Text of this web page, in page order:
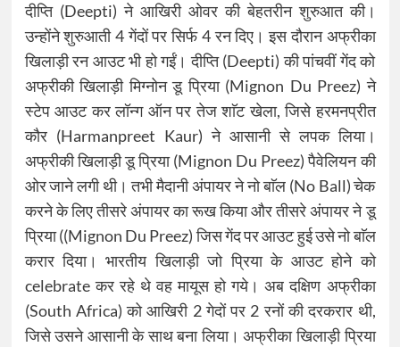
दीप्ति (Deepti) ने आखिरी ओवर की बेहतरीन शुरुआत की।
उन्होंने शुरुआती 4 गेंदों पर सिर्फ 4 रन दिए। इस दौरान अफ्रीका
खिलाड़ी रन आउट भी हो गईं। दीप्ति (Deepti) की पांचवीं गेंद को
अफ्रीकी खिलाड़ी मिग्नोन डू प्रिया (Mignon Du Preez) ने
स्टेप आउट कर लॉन्ग ऑन पर तेज शाॅट खेला, जिसे हरमनप्रीत
कौर (Harmanpreet Kaur) ने आसानी से लपक लिया।
अफ्रीकी खिलाड़ी डू प्रिया (Mignon Du Preez) पैवेलियन की
ओर जाने लगी थी। तभी मैदानी अंपायर ने नो बाॅल (No Ball) चेक
करने के लिए तीसरे अंपायर का रूख किया और तीसरे अंपायर ने डू
प्रिया ((Mignon Du Preez) जिस गेंद पर आउट हुई उसे नो बाॅल
करार दिया। भारतीय खिलाड़ी जो प्रिया के आउट होने को
celebrate कर रहे थे वह मायूस हो गये। अब दक्षिण अफ्रीका
(South Africa) को आखिरी 2 गेदों पर 2 रनों की दरकरार थी,
जिसे उसने आसानी के साथ बना लिया। अफ्रीका खिलाड़ी प्रिया